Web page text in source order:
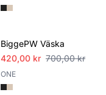
BiggePW Väska
420,00 kr 700,00 kr
ONE